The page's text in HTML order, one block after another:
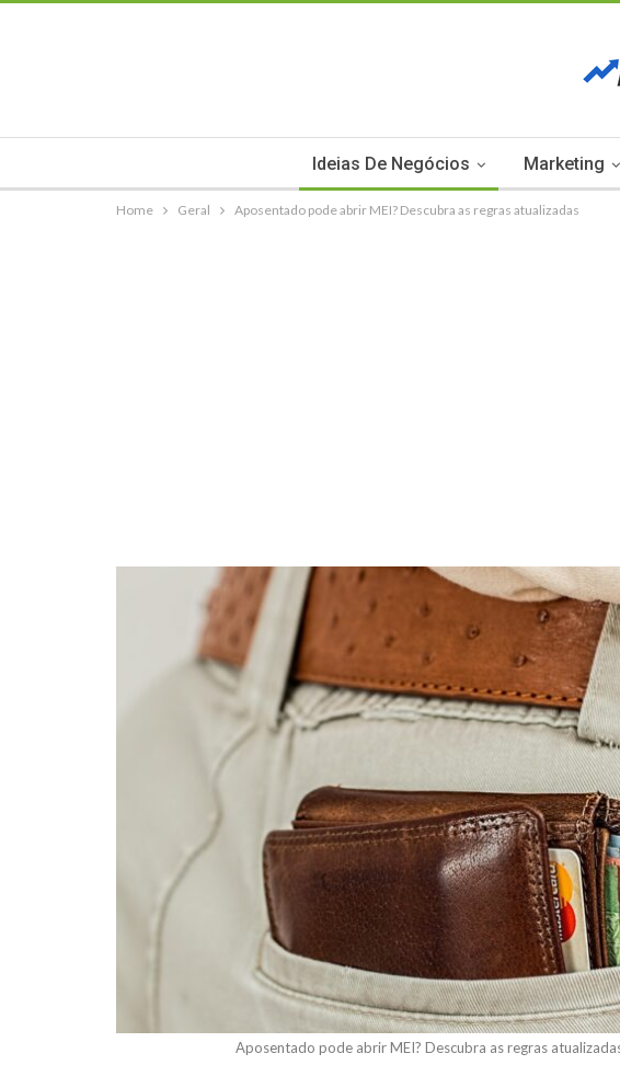
Ideias De Negócios Marketing
Home Geral Aposentado pode abrir MEI? Descubra as regras atualizadas
Aposentado pode abrir MEI? Descubra as regras